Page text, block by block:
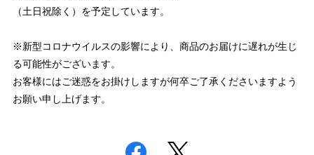
（土日祝除く）を予定しています。
※新型コロナウイルスの影響により、商品のお届けに遅れが生じ
る可能性がございます。
お客様にはご迷惑をお掛けしますが何卒ご了承くださいますよう
お願い申し上げます。